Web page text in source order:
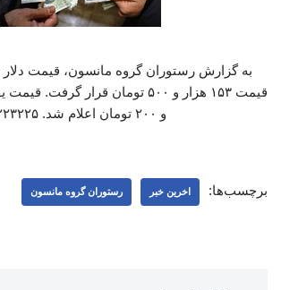
به گزارش رستوران گروه مانسون، قیمت دلار
و ۲۰۰ تومان اعلام شد. ۲۲۳۲۲۵
برچسب‌ها: اخرین خبر رستوران گروه مانسون